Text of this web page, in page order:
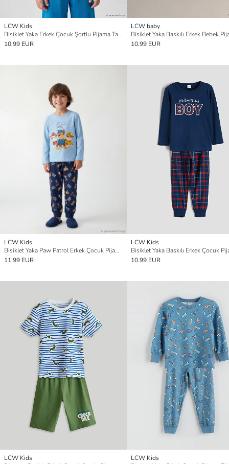
LCW Kids
Bisiklet Yaka Erkek Çocuk Şortlu Pijama Takımı
10.99 EUR
LCW baby
10.99 EUR
LCW Kids
Bisiklet Yaka Paw Patrol Erkek Çocuk Pijama Takımı
11.99 EUR
LCW Kids
10.99 EUR
LCW Kids
LCW Kids